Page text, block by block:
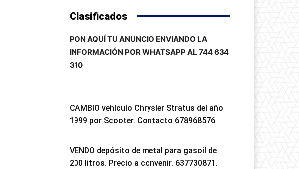
Clasificados
PON AQUÍ TU ANUNCIO ENVIANDO LA
INFORMACIÓN POR WHATSAPP AL 744 634
310
CAMBIO vehículo Chrysler Stratus del año
1999 por Scooter. Contacto 678968576
VENDO depósito de metal para gasoil de
200 litros. Precio a convenir. 637730871.